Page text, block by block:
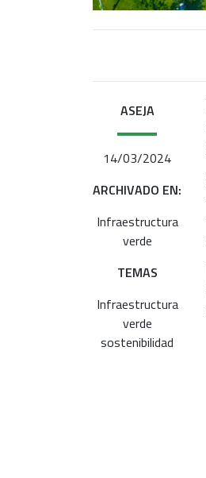
ASEJA
14/03/2024
ARCHIVADO EN:
Infraestructura
verde
TEMAS
Infraestructura
verde
sostenibilidad